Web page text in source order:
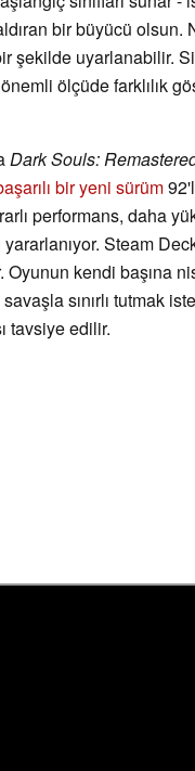
bir büyücü
şekilde uyarlanabilir.
ölçüde farklılık
Dark Souls:
bir yeni sürüm
performans, daha
Steam
kendi başına
savaşla sınırlı tutmak
tavsiye edilir.